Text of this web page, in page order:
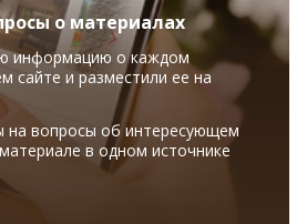
о материалах
информацию о каждом
сайте и разместили ее на
на вопросы об интересующем
в одном источнике